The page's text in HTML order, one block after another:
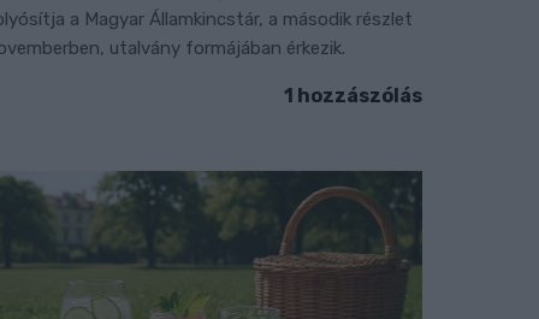
a Magyar Államkincstár, a második részlet
utalvány formájában érkezik.
1 hozzászólás